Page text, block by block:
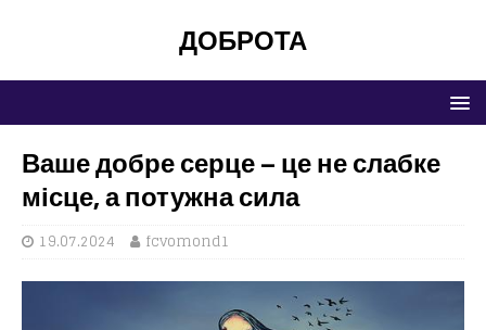
ДОБРОТА
Ваше добре серце – це не слабке
місце, а потужна сила
19.07.2024 fcvomond1